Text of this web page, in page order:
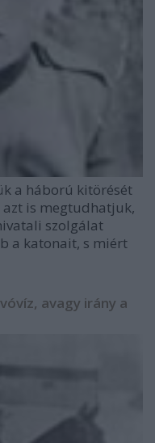
a háború kitörését
is megtudhatjuk,
szolgálat
a katonait, s miért
avagy irány a